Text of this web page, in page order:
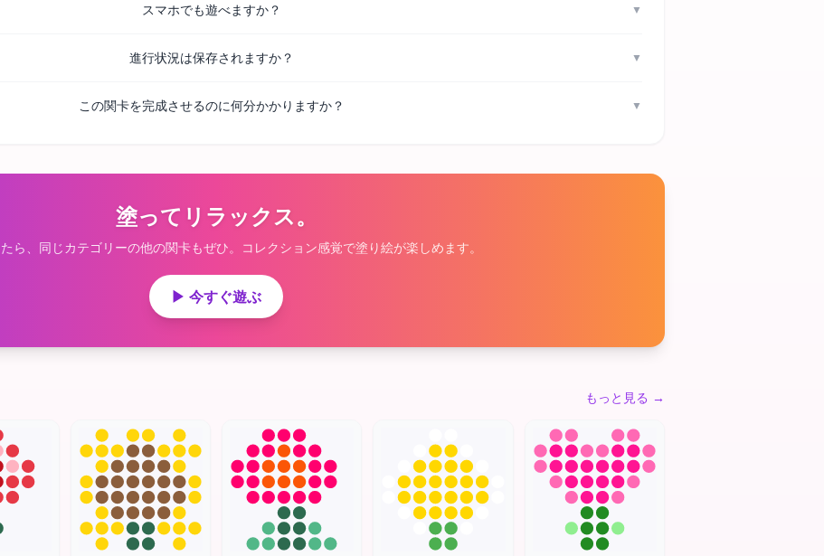
スマホでも遊べますか？ ▼
進行状況は保存されますか？ ▼
この関卡を完成させるのに何分かかりますか？ ▼
塗ってリラックス。
ら、同じカテゴリーの他の関卡もぜひ。コレクション感覚で塗り絵が楽しめます。
▶ 今すぐ遊ぶ
もっと見る →